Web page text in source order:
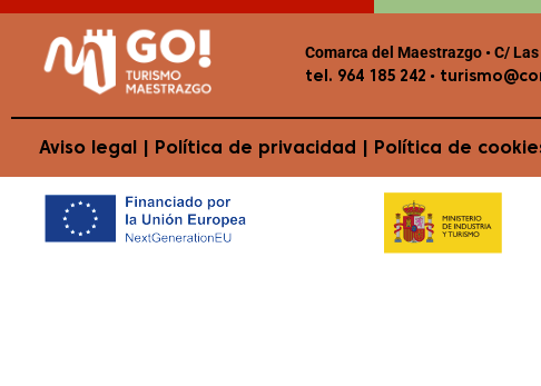
Comarca del Maestrazgo • C/
tel. 964 185 242 •
Aviso legal Política de privacidad Política de